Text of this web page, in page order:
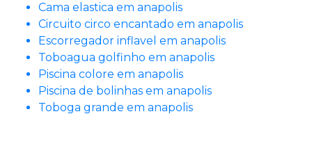
Cama elastica em anapolis
Circuito circo encantado em anapolis
Escorregador inflavel em anapolis
Toboagua golfinho em anapolis
Piscina colore em anapolis
Piscina de bolinhas em anapolis
Toboga grande em anapolis